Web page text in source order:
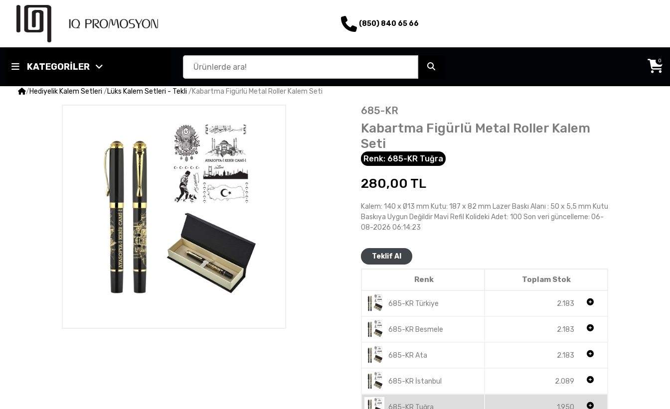
(850) 840 65 66
KATEGORİLER
0
/Hediyelik Kalem Setleri /Lüks Kalem Setleri - Tekli /Kabartma Figürlü Metal Roller Kalem Seti
685-KR
Kabartma Figürlü Metal Roller Kalem
Seti
Renk: 685-KR Tuğra
280,00 TL
Kalem: 140 x Ø13 mm Kutu: 187 x 82 mm Lazer Baskı Alanı : 50 x 5,5 mm Kutu
Baskıya Uygun Değildir Mavi Refil Kolideki Adet: 100 Son veri güncelleme: 06-
08-2026 06:14:23
Teklif Al
Renk Toplam Stok
685-KR Türkiye 2.183
685-KR Besmele 2.183
685-KR Ata 2.183
685-KR İstanbul 2.089
685-KR Tuğra 1.950